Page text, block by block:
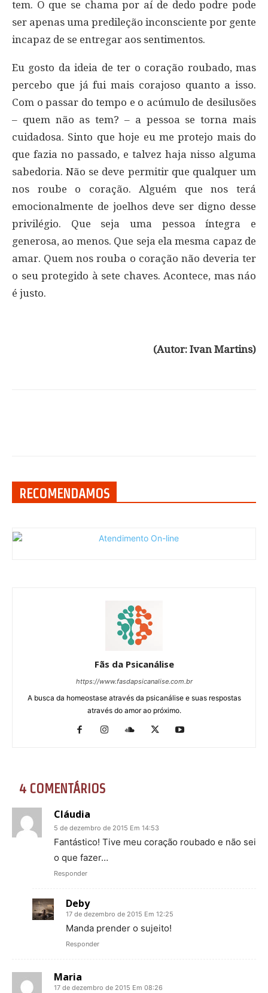
tem. O que se chama por aí de dedo podre pode
ser apenas uma predileção inconsciente por gente
incapaz de se entregar aos sentimentos.
Eu gosto da ideia de ter o coração roubado, mas
percebo que já fui mais corajoso quanto a isso.
Com o passar do tempo e o acúmulo de desilusões
– quem não as tem? – a pessoa se torna mais
cuidadosa. Sinto que hoje eu me protejo mais do
que fazia no passado, e talvez haja nisso alguma
sabedoria. Não se deve permitir que qualquer um
nos roube o coração. Alguém que nos terá
emocionalmente de joelhos deve ser digno desse
privilégio. Que seja uma pessoa íntegra e
generosa, ao menos. Que seja ela mesma capaz de
amar. Quem nos rouba o coração não deveria ter
o seu protegido à sete chaves. Acontece, mas náo
é justo.
(Autor: Ivan Martins)
RECOMENDAMOS
Fãs da Psicanálise
https://www.fasdapsicanalise.com.br
A busca da homeostase através da psicanálise e suas respostas
através do amor ao próximo.
4 COMENTÁRIOS
Cláudia
5 de dezembro de 2015 Em 14:53
Fantástico! Tive meu coração roubado e não sei
o que fazer…
Responder
Deby
17 de dezembro de 2015 Em 12:25
Manda prender o sujeito!
Responder
Maria
17 de dezembro de 2015 Em 08:26